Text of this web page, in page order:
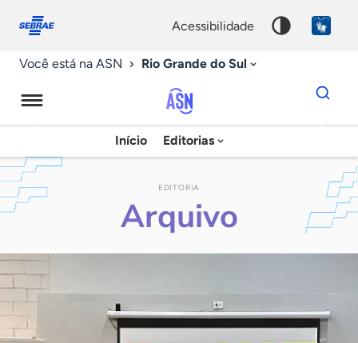
conosco
acessibilidade
Você está na ASN Rio Grande do Sul
Agência
Sebrae
de
Notícias
Início Editorias
Dados
para
chave
EDITORIA
Arquivo